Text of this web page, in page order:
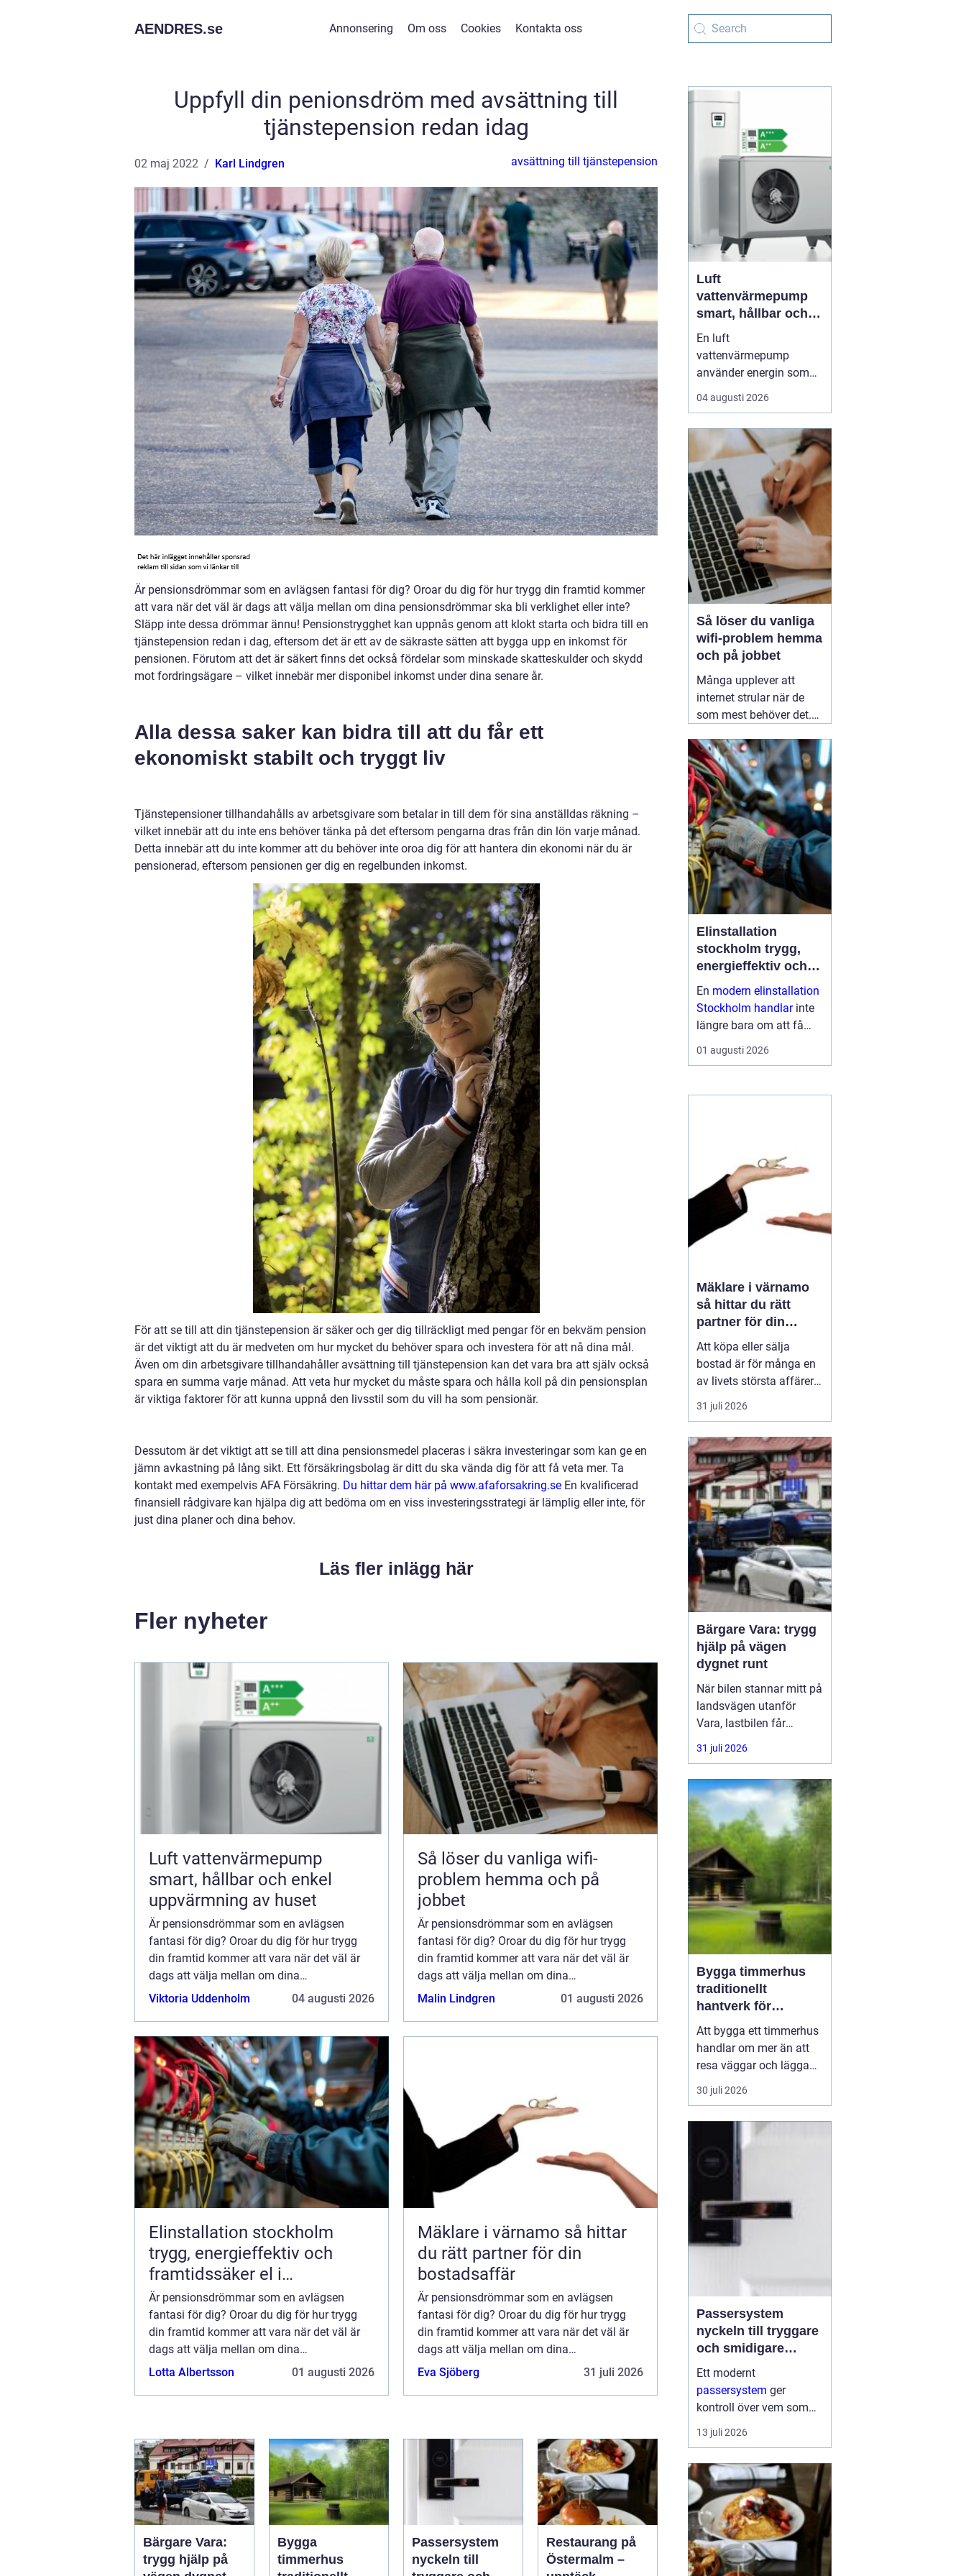
AENDRES.se Annonsering Om oss Cookies Kontakta oss
Uppfyll din penionsdröm med avsättning till
tjänstepension redan idag
02 maj 2022 Karl Lindgren avsättning till tjänstepension
Är pensionsdrömmar som en avlägsen fantasi för dig? Oroar du dig för hur trygg din framtid kommer
att vara när det väl är dags att välja mellan om dina pensionsdrömmar ska bli verklighet eller inte?
Släpp inte dessa drömmar ännu! Pensionstrygghet kan uppnås genom att klokt starta och bidra till en
tjänstepension redan i dag, eftersom det är ett av de säkraste sätten att bygga upp en inkomst för
pensionen. Förutom att det är säkert finns det också fördelar som minskade skatteskulder och skydd
mot fordringsägare – vilket innebär mer disponibel inkomst under dina senare år.
Alla dessa saker kan bidra till att du får ett
ekonomiskt stabilt och tryggt liv
Tjänstepensioner tillhandahålls av arbetsgivare som betalar in till dem för sina anställdas räkning –
vilket innebär att du inte ens behöver tänka på det eftersom pengarna dras från din lön varje månad.
Detta innebär att du inte kommer att du behöver inte oroa dig för att hantera din ekonomi när du är
pensionerad, eftersom pensionen ger dig en regelbunden inkomst.
För att se till att din tjänstepension är säker och ger dig tillräckligt med pengar för en bekväm pension
är det viktigt att du är medveten om hur mycket du behöver spara och investera för att nå dina mål.
Även om din arbetsgivare tillhandahåller avsättning till tjänstepension kan det vara bra att själv också
spara en summa varje månad. Att veta hur mycket du måste spara och hålla koll på din pensionsplan
är viktiga faktorer för att kunna uppnå den livsstil som du vill ha som pensionär.
Dessutom är det viktigt att se till att dina pensionsmedel placeras i säkra investeringar som kan ge en
jämn avkastning på lång sikt. Ett försäkringsbolag är ditt du ska vända dig för att få veta mer. Ta
kontakt med exempelvis AFA Försäkring. Du hittar dem här på www.afaforsakring.se En kvalificerad
finansiell rådgivare kan hjälpa dig att bedöma om en viss investeringsstrategi är lämplig eller inte, för
just dina planer och dina behov.
Läs fler inlägg här
Fler nyheter
Luft vattenvärmepump
smart, hållbar och enkel
uppvärmning av huset
Är pensionsdrömmar som en avlägsen
fantasi för dig? Oroar du dig för hur trygg
din framtid kommer att vara när det väl är
dags att välja mellan om dina
pensionsdrömmar ska bli verklighet eller
Viktoria Uddenholm 04 augusti 2026
Så löser du vanliga wifi-
problem hemma och på
jobbet
Är pensionsdrömmar som en avlägsen
fantasi för dig? Oroar du dig för hur trygg
din framtid kommer att vara när det väl är
dags att välja mellan om dina
pensionsdrömmar ska bli verklighet eller
Malin Lindgren 01 augusti 2026
Elinstallation stockholm
trygg, energieffektiv och
framtidssäker el i
företagslokaler
Är pensionsdrömmar som en avlägsen
fantasi för dig? Oroar du dig för hur trygg
din framtid kommer att vara när det väl är
dags att välja mellan om dina
pensionsdrömmar ska bli verklighet eller
Lotta Albertsson 01 augusti 2026
Mäklare i värnamo så hittar
du rätt partner för din
bostadsaffär
Är pensionsdrömmar som en avlägsen
fantasi för dig? Oroar du dig för hur trygg
din framtid kommer att vara när det väl är
dags att välja mellan om dina
pensionsdrömmar ska bli verklighet eller
Eva Sjöberg 31 juli 2026
Bärgare Vara:
trygg hjälp på
Bygga
timmerhus
Passersystem
nyckeln till
Restaurang på
Östermalm –
Luft
vattenvärmepump
smart, hållbar och
enkel uppvärmning
av huset
En luft
vattenvärmepump
använder energin som
redan finns i
utomhusluften för att
varmvatten. Den kräver
varken borrhål eller
grävning och kan sänka
uppvärmningskostnaden
med upp till omkring
7580 % jämfört med
äldre el- eller olje...
04 augusti 2026
Så löser du vanliga
wifi-problem hemma
och på jobbet
Många upplever att
internet strular när de
som mest behöver det.
videos hackar och
uppkopplingen faller
bort utan förvarning.
Ofta handlar det inte om
att internetleverantören
är dålig, utan01 augusti
2026
Elinstallation
stockholm trygg,
energieffektiv och
framtidssäker el i
företagslokaler
En modern elinstallation
Stockholm handlarinte
längre bara om att få
belysning och uttag på
rätt plats. För företag i
elen en central del av
01 augusti 2026
Mäklare i värnamo
så hittar du rätt
partner för din
bostadsaffär
Att köpa eller sälja
bostad är för många en
av livets största affärer.
Valet
Värnamo påverkar
stressig processen
upplevs. I en marknad
som rör sig snabbt, med
allt från...
31 juli 2026
Bärgare Vara: trygg
hjälp på vägen
dygnet runt
När bilen stannar mitt på
landsvägen utanför
Vara, lastbilen får
punktering i
rusningstrafik eller
på väg genom
Skaraborg är trygg och
snabb hjälp avgörande.
En
31 juli 2026
Bygga timmerhus
traditionellt
hantverk för
moderna behov
Att bygga ett timmerhus
handlar om mer än att
resa väggar och lägga
ett tak. Ett timmerhus är
ett långsiktigt hem,
som andas, åldras
vackert och ger en varm,
ombonad känsla.
att fler söker hållbara
boen...
30 juli 2026
Passersystem
nyckeln till tryggare
och smidigare
tillträde
Ett modernt
passersystem ger
kontroll över vem som
får komma in i en
byggnad, när de får
utrymmen. I stället för
fysiska nycklar används
ofta brickor, kort,...
13 juli 2026